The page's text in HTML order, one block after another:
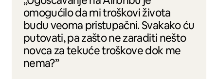
omogućilo da mi troškovi života
budu veoma pristupačni. Svakako ću
putovati, pa zašto ne zaraditi nešto
novca za tekuće troškove dok me
nema?”